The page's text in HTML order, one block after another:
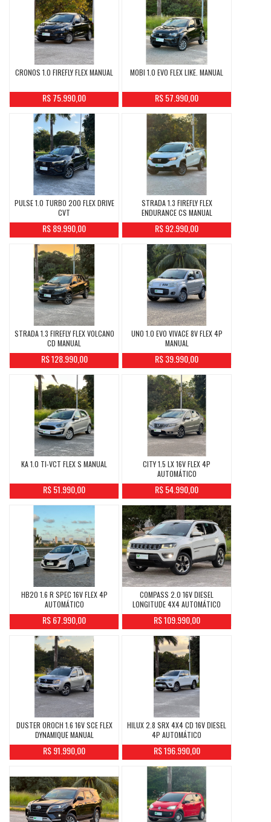
CRONOS 1.0 FIREFLY FLEX MANUAL
R$ 75.990,00
MOBI 1.0 EVO FLEX LIKE. MANUAL
R$ 57.990,00
PULSE 1.0 TURBO 200 FLEX DRIVE
CVT
R$ 89.990,00
STRADA 1.3 FIREFLY FLEX
ENDURANCE CS MANUAL
R$ 92.990,00
STRADA 1.3 FIREFLY FLEX VOLCANO
CD MANUAL
R$ 128.990,00
UNO 1.0 EVO VIVACE 8V FLEX 4P
MANUAL
R$ 39.990,00
KA 1.0 TI-VCT FLEX S MANUAL
R$ 51.990,00
CITY 1.5 LX 16V FLEX 4P
AUTOMÁTICO
R$ 54.990,00
HB20 1.6 R SPEC 16V FLEX 4P
AUTOMÁTICO
R$ 67.990,00
COMPASS 2.0 16V DIESEL
LONGITUDE 4X4 AUTOMÁTICO
R$ 109.990,00
DUSTER OROCH 1.6 16V SCE FLEX
DYNAMIQUE MANUAL
R$ 91.990,00
HILUX 2.8 SRX 4X4 CD 16V DIESEL
4P AUTOMÁTICO
R$ 196.990,00